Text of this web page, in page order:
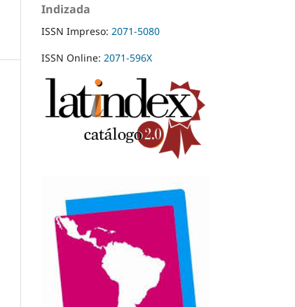
Indizada
ISSN Impreso: 2071-5080
ISSN Online: 2071-596X